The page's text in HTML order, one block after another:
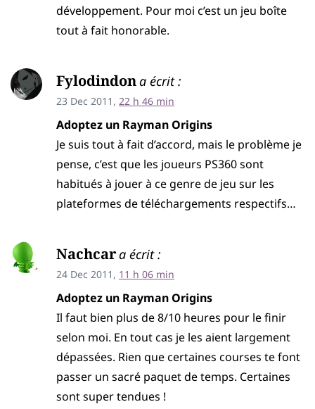
développement. Pour moi c’est un jeu boîte
tout à fait honorable.
Fylodindona écrit :
23 Dec 2011, 22 h 46 min
Adoptez un Rayman Origins
Je suis tout à fait d’accord, mais le problème je
pense, c’est que les joueurs PS360 sont
habitués à jouer à ce genre de jeu sur les
plateformes de téléchargements respectifs…
Nachcara écrit :
24 Dec 2011, 11 h 06 min
Adoptez un Rayman Origins
Il faut bien plus de 8/10 heures pour le finir
selon moi. En tout cas je les aient largement
dépassées. Rien que certaines courses te font
passer un sacré paquet de temps. Certaines
sont super tendues !